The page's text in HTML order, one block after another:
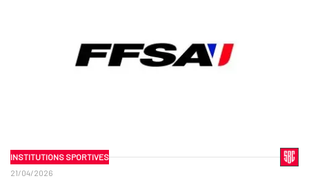
INSTITUTIONS SPORTIVES
21/04/2026